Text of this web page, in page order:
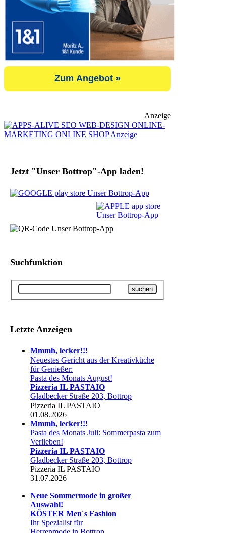
Zum Angebot »
Anzeige
Jetzt "Unser Bottrop"-App laden!
Suchfunktion
Letzte Anzeigen
Mmmh, lecker!!!
Neuestes Gericht aus der Kreativküche
für Genießer:
Pasta des Monats August!
Pizzeria IL PASTAIO
Gladbecker Straße 203, Bottrop
Pizzeria IL PASTAIO
01.08.2026
Mmmh, lecker!!!
Pasta des Monats Juli: Sommerpasta zum
Verlieben!
Pizzeria IL PASTAIO
Gladbecker Straße 203, Bottrop
Pizzeria IL PASTAIO
31.07.2026
Neue Sommermode in großer
Auswahl!
KÖSTER Men´s Fashion
Ihr Spezialist für